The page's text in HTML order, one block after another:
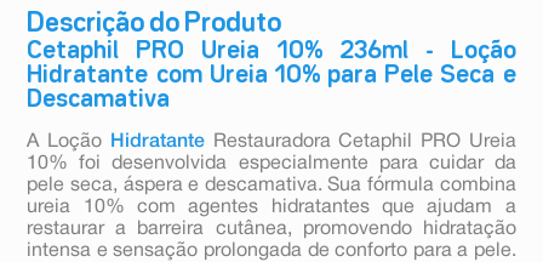
Descrição do Produto
Cetaphil PRO Ureia 10% 236ml - Loção
Hidratante com Ureia 10% para Pele Seca e
Descamativa
A Loção HidratanteRestauradora Cetaphil PRO Ureia
10% foi desenvolvida especialmente para cuidar da
pele seca, áspera e descamativa. Sua fórmula combina
ureia 10% com agentes hidratantes que ajudam a
restaurar a barreira cutânea, promovendo hidratação
intensa e sensação prolongada de conforto para a pele.